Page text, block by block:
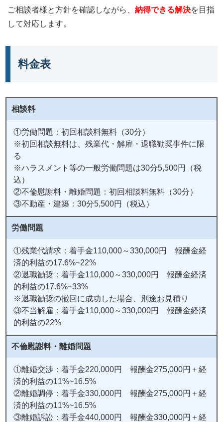
ご相談者様と方針を確認しながら、納得できる解決を目指
して対応します。
料金表
相談料
①労働問題：初回相談料無料（30分）
※初回相談無料は、残業代・解雇・退職勧奨事件に限
る
※ハラスメント等の一般労働問題は30分5,500円（税
込）
②不倫慰謝料・離婚問題：初回相談料無料（30分）
③不動産・建築：30分5,500円（税込）
労働問題
①残業代請求：着手金110,000～330,000円 報酬金経
済的利益の17.6%~22%
②退職勧奨：着手金110,000～330,000円 報酬金経済
的利益の17.6%~33%
※退職勧奨の撤回に成功した場合、別途お見積り
③不当解雇：着手金110,000～330,000円 報酬金経済
的利益の22%
不倫慰謝料・離婚問題
①離婚交渉：着手金220,000円 報酬金275,000円＋経
済的利益の11%~16.5%
②離婚調停：着手金330,000円 報酬金275,000円＋経
済的利益の11%~16.5%
③離婚訴訟：着手金440,000円 報酬金330,000円＋経